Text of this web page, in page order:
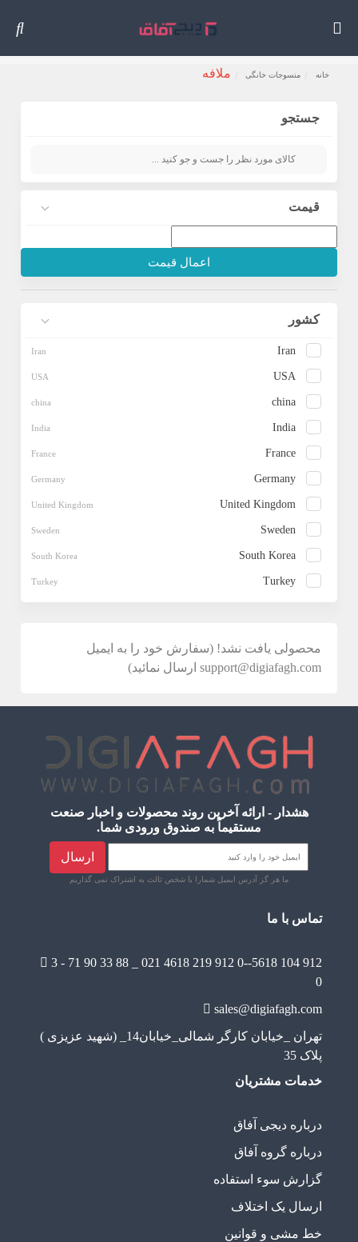
خانه منسوجات خانگی ملافه
جستجو
قیمت
اعمال قیمت
کشور
Iran
USA
china
India
France
Germany
United Kingdom
Sweden
South Korea
Turkey
محصولی یافت نشد! (سفارش خود را به ایمیل
support@digiafagh.com ارسال نمائید)
هشدار - ارائه آخرین روند محصولات و اخبار صنعت
مستقیماً به صندوق ورودی شما.
ارسال
ما هر گز آدرس ایمیل شمارا با شخص ثالث به اشتراک نمی گذاریم
تماس با ما
3 - 71 90 33 88 _ 021 4618 219 912 0--5618 104 912
0
sales@digiafagh.com
تهران _خیابان کارگر شمالی_خیابان14_ (شهید عزیزی )
پلاک 35
خدمات مشتریان
درباره دیجی آفاق
درباره گروه آفاق
گزارش سوء استفاده
ارسال یک اختلاف
خط مشی و قوانین